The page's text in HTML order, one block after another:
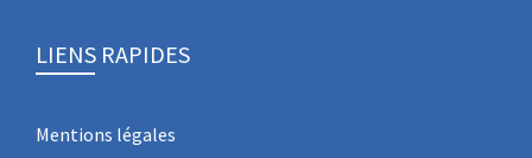
LIENS RAPIDES
Mentions légales